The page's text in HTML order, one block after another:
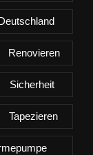
Renovieren
Sicherheit
Tapezieren